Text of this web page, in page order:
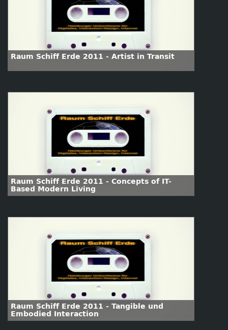
Raum Schiff Erde 2011 - Artist in Transit
Raum Schiff Erde 2011 - Concepts of IT-
Based Modern Living
Raum Schiff Erde 2011 - Tangible und
Embodied Interaction